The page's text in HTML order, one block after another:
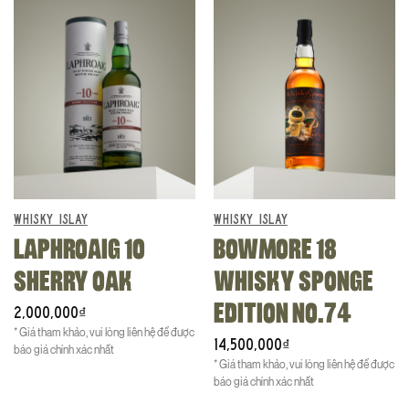
Website:https://dangtauwhisky.com/
WHISKY ISLAY
LAPHROAIG 10
SHERRY OAK
2,000,000₫
* Giá tham khảo, vui lòng liên hệ để được
báo giá chính xác nhất
WHISKY ISLAY
BOWMORE 18
WHISKY SPONGE
EDITION NO.74
14,500,000₫
* Giá tham khảo, vui lòng liên hệ để được
báo giá chính xác nhất